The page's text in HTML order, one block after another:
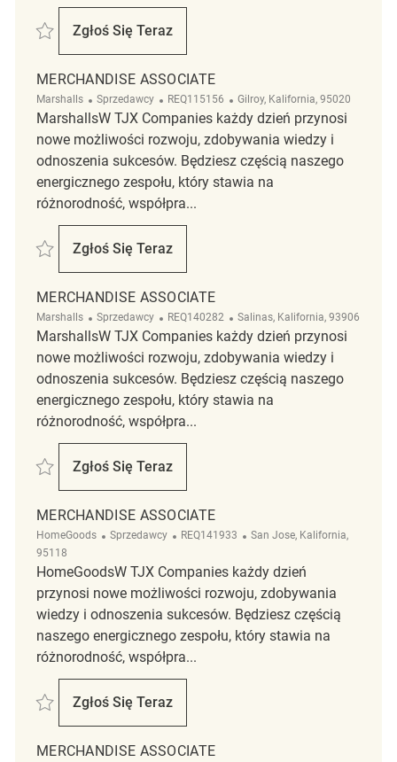
Zapisać Merchandise Associate REQ114769
Zgłoś Się Teraz
Merchandise Associate
MERCHANDISE ASSOCIATE
Marshalls Kategoria
Sprzedawcy ReqId
REQ115156 Lokalizacja
Gilroy, Kalifornia, 95020
MarshallsW TJX Companies każdy dzień przynosi
nowe możliwości rozwoju, zdobywania wiedzy i
odnoszenia sukcesów. Będziesz częścią naszego
energicznego zespołu, który stawia na
różnorodność, współpra...
Zapisać Merchandise Associate REQ115156
Zgłoś Się Teraz
Merchandise Associate
MERCHANDISE ASSOCIATE
Marshalls Kategoria
Sprzedawcy ReqId
REQ140282 Lokalizacja
Salinas, Kalifornia, 93906
MarshallsW TJX Companies każdy dzień przynosi
nowe możliwości rozwoju, zdobywania wiedzy i
odnoszenia sukcesów. Będziesz częścią naszego
energicznego zespołu, który stawia na
różnorodność, współpra...
Zapisać Merchandise Associate REQ140282
Zgłoś Się Teraz
Merchandise Associate
MERCHANDISE ASSOCIATE
HomeGoods Kategoria
Sprzedawcy ReqId
REQ141933 Lokalizacja
San Jose, Kalifornia,
95118
HomeGoodsW TJX Companies każdy dzień
przynosi nowe możliwości rozwoju, zdobywania
wiedzy i odnoszenia sukcesów. Będziesz częścią
naszego energicznego zespołu, który stawia na
różnorodność, współpra...
Zapisać Merchandise Associate REQ141933
Zgłoś Się Teraz
Merchandise Associate
MERCHANDISE ASSOCIATE